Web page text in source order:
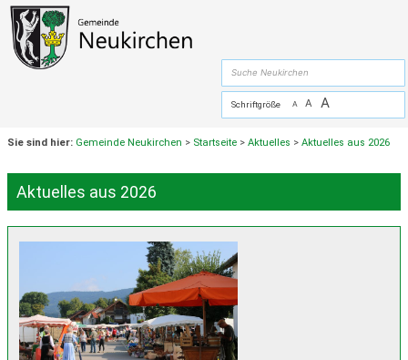
Zum Inhalt,zur Navigation
Schriftgröße A A A
Sie sind hier: Gemeinde Neukirchen > Startseite >Aktuelles >Aktuelles aus 2026
Aktuelles aus 2026